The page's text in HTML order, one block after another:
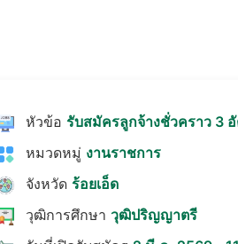
หัวข้อ รับสมัครลูกจ้างชั่วคราว 3
หมวดหมู่ งานราชการ
จังหวัด ร้อยเอ็ด
วุฒิการศึกษา วุฒิปริญญาตรี